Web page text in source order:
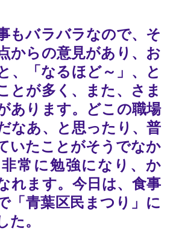
もバラバラなので、そ
からの意見があり、お
、「なるほど～」、と
とが多く、また、さま
あります。どこの職場
なあ、と思ったり、普
いたことがそうでなか
常に勉強になり、か
れます。今日は、食事
「青葉区民まつり」に
。